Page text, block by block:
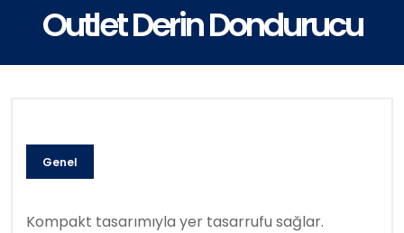
Outlet Derin Dondurucu
Genel
Kompakt tasarımıyla yer tasarrufu sağlar.